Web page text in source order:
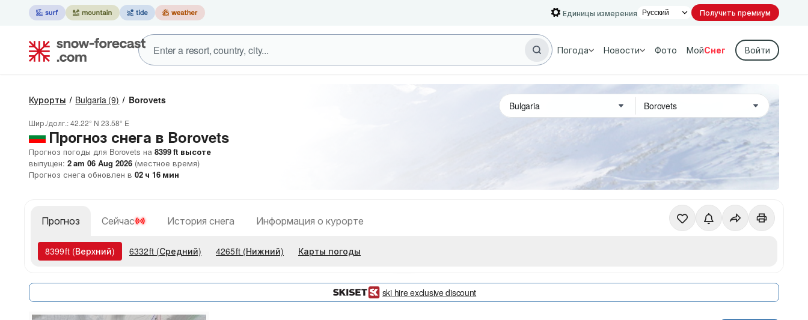
Единицы измерения Получить премиум
Погода Новости Фото МойСнег Войти
Курорты Bulgaria (9) Borovets
Шир./долг.:42.22° N 23.58° E
Прогноз снега в Borovets
Прогноз погоды для Borovets на 8399ft высоте
выпущен: 2 am 06 Aug 2026 (местное время)
Прогноз снега обновлен в 02 ч 16 мин
Прогноз Сейчас История снега Информация о курорте
8399ft (Верхний) 6332ft (Средний) 4265ft (Нижний) Карты погоды
ski hire exclusive discount